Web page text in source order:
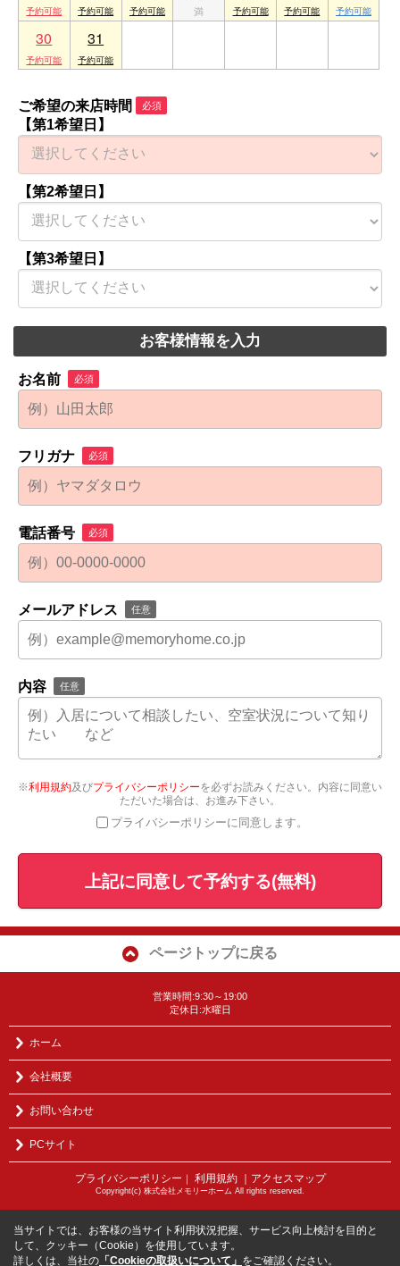
30 31
ご希望の来店時間 必須
【第1希望日】
【第2希望日】
【第3希望日】
お客様情報を入力
お名前 必須
フリガナ 必須
電話番号 必須
メールアドレス 任意
内容 任意
※利用規約及びプライバシーポリシーを必ずお読みください。内容に同意い
ただいた場合は、お進み下さい。
プライバシーポリシーに同意します。
上記に同意して予約する(無料)
ページトップに戻る
営業時間:9:30～19:00
定休日:水曜日
ホーム
会社概要
お問い合わせ
PCサイト
プライバシーポリシー ｜ 利用規約 ｜アクセスマップ
Copyright(c) 株式会社メモリーホーム All rights reserved.
当サイトでは、お客様の当サイト利用状況把握、サービス向上検討を目的と
して、クッキー（Cookie）を使用しています。
詳しくは、当社の 「Cookieの取扱いについて」 をご確認ください。